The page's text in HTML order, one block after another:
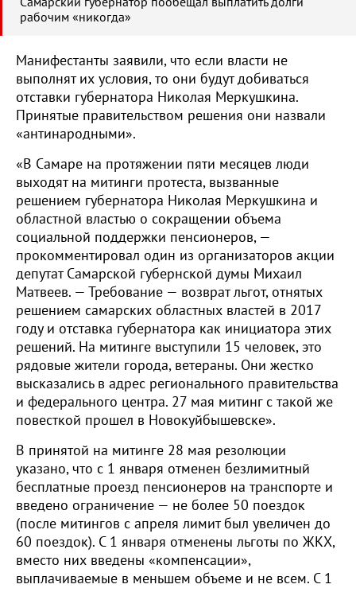
рабочим «никогда»
Манифестанты заявили, что если власти не
выполнят их условия, то они будут добиваться
отставки губернатора Николая Меркушкина.
Принятые правительством решения они назвали
«антинародными».
«В Самаре на протяжении пяти месяцев люди
выходят на митинги протеста, вызванные
решением губернатора Николая Меркушкина и
областной властью о сокращении объема
социальной поддержки пенсионеров, —
прокомментировал один из организаторов акции
депутат Самарской губернской думы Михаил
Матвеев. — Требование — возврат льгот, отнятых
решением самарских областных властей в 2017
году и отставка губернатора как инициатора этих
решений. На митинге выступили 15 человек, это
рядовые жители города, ветераны. Они жестко
высказались в адрес регионального правительства
и федерального центра. 27 мая митинг с такой же
повесткой прошел в Новокуйбышевске».
В принятой на митинге 28 мая резолюции
указано, что с 1 января отменен безлимитный
бесплатные проезд пенсионеров на транспорте и
введено ограничение — не более 50 поездок
(после митингов с апреля лимит был увеличен до
60 поездок). С 1 января отменены льготы по ЖКХ,
вместо них введены «компенсации»,
выплачиваемые в меньшем объеме и не всем. С 1